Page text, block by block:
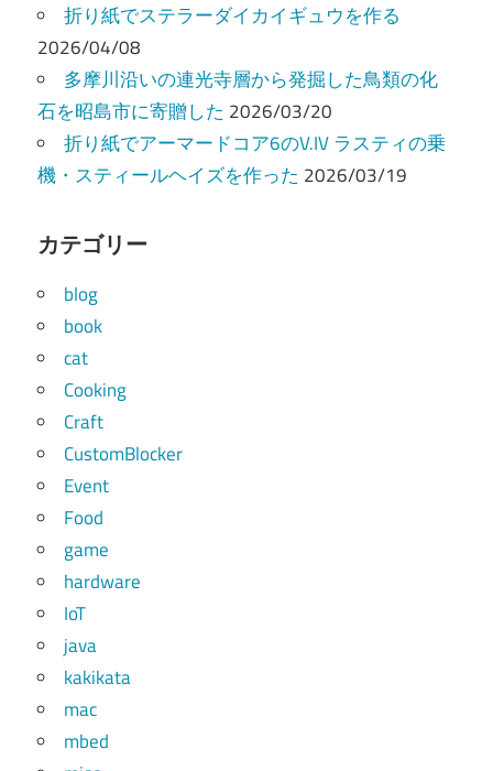
折り紙でステラーダイカイギュウを作る
2026/04/08
多摩川沿いの連光寺層から発掘した鳥類の化
石を昭島市に寄贈した 2026/03/20
折り紙でアーマードコア6のV.IV ラスティの乗
機・スティールヘイズを作った 2026/03/19
カテゴリー
blog
book
cat
Cooking
Craft
CustomBlocker
Event
Food
game
hardware
IoT
java
kakikata
mac
mbed